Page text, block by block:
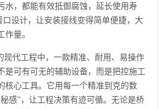
水，都能有效抵御腐蚀，延长使用寿
口设计，让安装接线变得简单便捷，大
作量。
代工程中，一款精准、耐用、易操作
是可有可无的辅助设备，而是把控施工
核心工具。它用每一个精准到克的数
感”，让工程决策有迹可循。无论是桥